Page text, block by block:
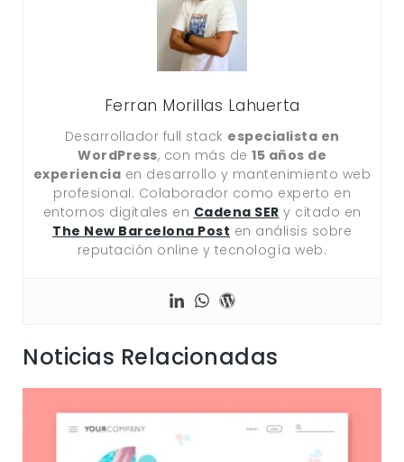
Ferran Morillas Lahuerta
Desarrollador full stack especialista en
WordPress, con más de 15 años de
experiencia en desarrollo y mantenimiento web
profesional. Colaborador como experto en
entornos digitales en Cadena SER y citado en
The New Barcelona Post en análisis sobre
reputación online y tecnología web.
Noticias Relacionadas